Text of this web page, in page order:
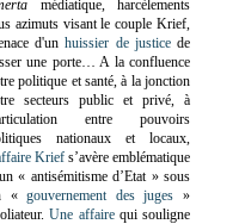
médiatique, harcèlements
azimuts visant le couple Krief,
d'unhuissier de justicede
une porte… A la confluence
politique et santé, à la jonction
secteurs public et privé, à
entre pouvoirs
nationaux et locaux,
Krief s’avère emblématique
« antisémitisme d’Etat » sous
«gouvernement des juges »
Une affairequi souligne